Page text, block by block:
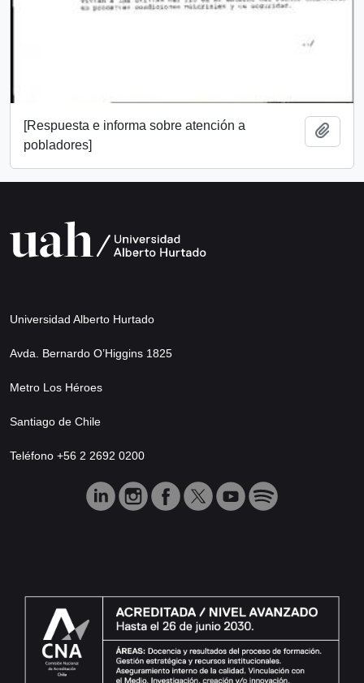
[Respuesta e informa sobre atención a
pobladores]
Universidad Alberto Hurtado
Avda. Bernardo O’Higgins 1825
Metro Los Héroes
Santiago de Chile
Teléfono +56 2 2692 0200